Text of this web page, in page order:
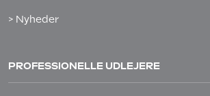
> Nyheder
PROFESSIONELLE UDLEJERE